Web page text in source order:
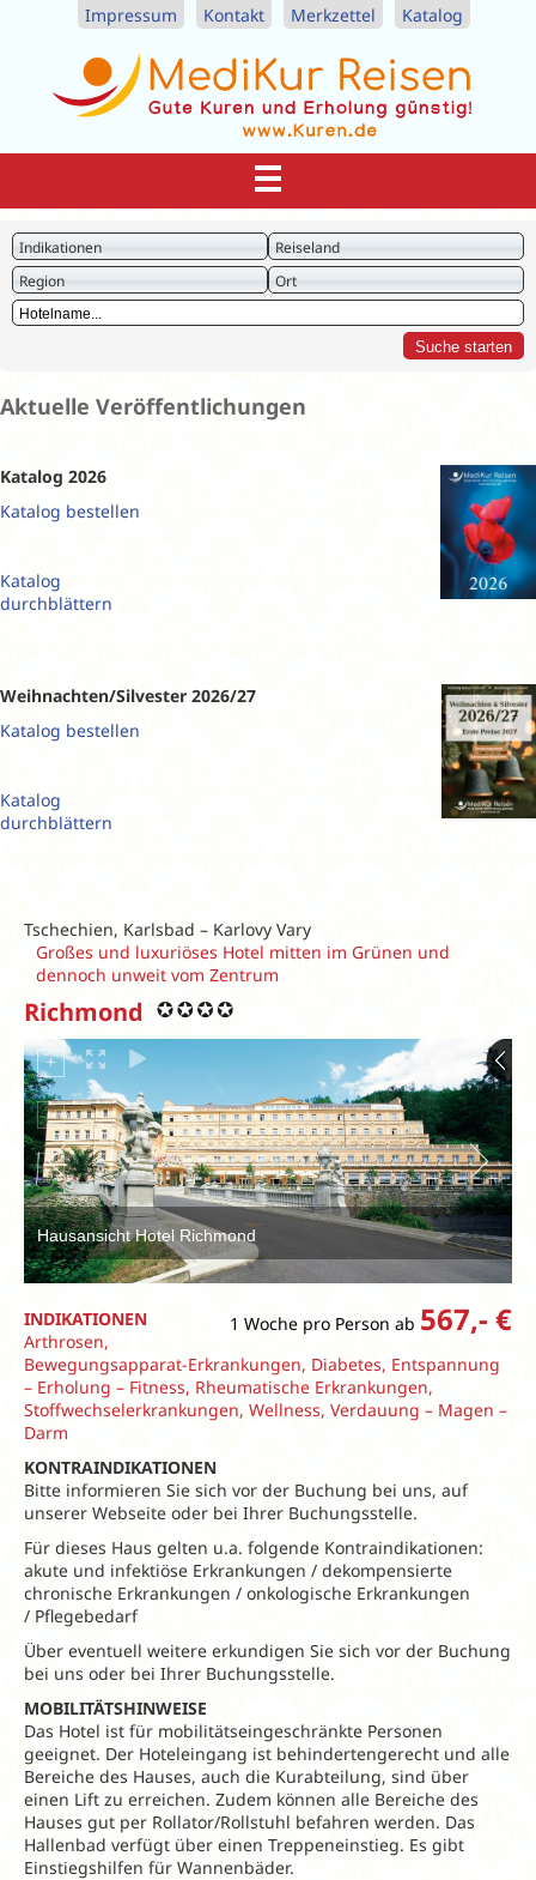
Impressum Kontakt Merkzettel Katalog
Indikationen
Reiseland
Region
Ort
Aktuelle Veröffentlichungen
Katalog 2026
Katalog bestellen
Katalog
durchblättern
Weihnachten/Silvester 2026/27
Katalog bestellen
Katalog
durchblättern
Tschechien, Karlsbad – Karlovy Vary
Großes und luxuriöses Hotel mitten im Grünen und
dennoch unweit vom Zentrum
Richmond
Hausansicht Hotel Richmond
1 Woche pro Person ab 567,- €
INDIKATIONEN
Arthrosen,
Bewegungsapparat-Erkrankungen, Diabetes, Entspannung
– Erholung – Fitness, Rheumatische Erkrankungen,
Stoffwechselerkrankungen, Wellness, Verdauung – Magen –
Darm
KONTRAINDIKATIONEN
Bitte informieren Sie sich vor der Buchung bei uns, auf
unserer Webseite oder bei Ihrer Buchungsstelle.
Für dieses Haus gelten u.a. folgende Kontraindikationen:
akute und infektiöse Erkrankungen / dekompensierte
chronische Erkrankungen / onkologische Erkrankungen
/ Pflegebedarf
Über eventuell weitere erkundigen Sie sich vor der Buchung
bei uns oder bei Ihrer Buchungsstelle.
MOBILITÄTSHINWEISE
Das Hotel ist für mobilitätseingeschränkte Personen
geeignet. Der Hoteleingang ist behindertengerecht und alle
Bereiche des Hauses, auch die Kurabteilung, sind über
einen Lift zu erreichen. Zudem können alle Bereiche des
Hauses gut per Rollator/Rollstuhl befahren werden. Das
Hallenbad verfügt über einen Treppeneinstieg. Es gibt
Einstiegshilfen für Wannenbäder.